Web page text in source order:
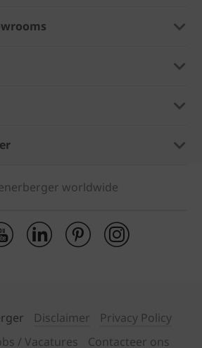
worldwide
Disclaimer
Privacy Policy
/ Vacatures Contacteer ons